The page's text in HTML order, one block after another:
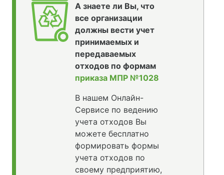
А знаете ли Вы, что
все организации
должны вести учет
принимаемых и
передаваемых
отходов по формам
приказа МПР №1028
В нашем Онлайн-
Сервисе по ведению
учета отходов Вы
можете бесплатно
формировать формы
учета отходов по
своему предприятию,